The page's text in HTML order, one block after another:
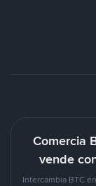
Comercia
vende
Intercambia BTC